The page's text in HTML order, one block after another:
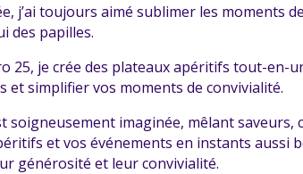
j’ai toujours aimé sublimer les moments
des papilles.
25, je crée des plateaux apéritifs tout-en-
et simplifier vos moments de convivialité.
soigneusement imaginée, mêlant
et vos événements en instants aussi
générosité et leur convivialité.